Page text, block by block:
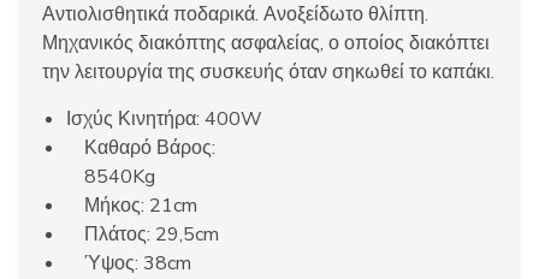
Αντιολισθητικά ποδαρικά. Ανοξείδωτο θλίπτη.
Μηχανικός διακόπτης ασφαλείας, ο οποίος διακόπτει
την λειτουργία της συσκευής όταν σηκωθεί το καπάκι.
Ισχύς Κινητήρα: 400W
Καθαρό Βάρος:
8540Kg
Μήκος: 21cm
Πλάτος: 29,5cm
Ύψος: 38cm